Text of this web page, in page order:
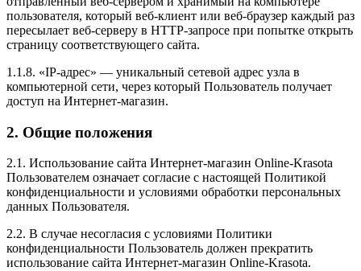
пользователя, который веб-клиент или веб-браузер каждый раз
пересылает веб-серверу в HTTP-запросе при попытке открыть
страницу соответствующего сайта.
1.1.8. «IP-адрес» — уникальный сетевой адрес узла в
компьютерной сети, через который Пользователь получает
доступ на Интернет-магазин.
2. Общие положения
2.1. Использование сайта Интернет-магазин Online-Krasota
Пользователем означает согласие с настоящей Политикой
конфиденциальности и условиями обработки персональных
данных Пользователя.
2.2. В случае несогласия с условиями Политики
конфиденциальности Пользователь должен прекратить
использование сайта Интернет-магазин Online-Krasota.